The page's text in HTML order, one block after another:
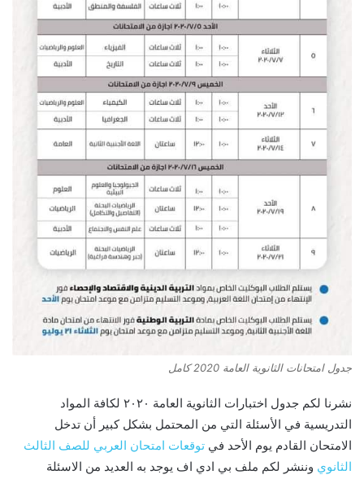
جدول امتحانات الثانوية العامة 2020 كامل
نشرنا لكم جدول اختبارات الثانوية العامة ٢٠٢٠ لكافة المواد
التدريسية في الأسئلة التي من المحتمل بشكل كبير أن تدخل
الامتحان القادم يوم الأحد في توقعات امتحان العربي للصف الثالث
الثانوي وننشر لكم ملف بي ادي اف يوجد به العديد من الاسئلة